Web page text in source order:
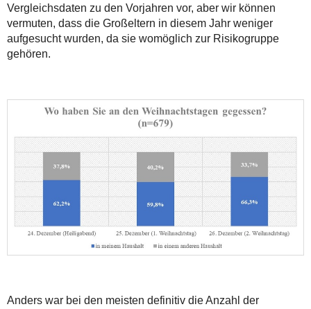
Vergleichsdaten zu den Vorjahren vor, aber wir können
vermuten, dass die Großeltern in diesem Jahr weniger
aufgesucht wurden, da sie womöglich zur Risikogruppe
gehören.
Anders war bei den meisten definitiv die Anzahl der